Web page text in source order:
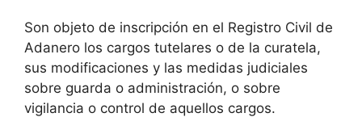
Son objeto de inscripción en el Registro Civil de
Adanero los cargos tutelares o de la curatela,
sus modificaciones y las medidas judiciales
sobre guarda o administración, o sobre
vigilancia o control de aquellos cargos.